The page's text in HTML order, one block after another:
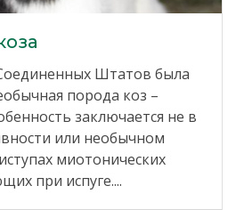
Штатов была
порода коз –
заключается не в
или необычном
миотонических
при испуге....